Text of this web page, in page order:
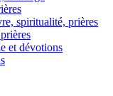
spiritualité, prières
et dévotions